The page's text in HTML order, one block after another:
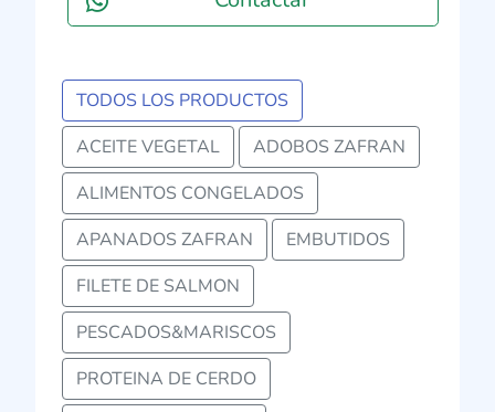
TODOS LOS PRODUCTOS
ACEITE VEGETAL
ADOBOS ZAFRAN
ALIMENTOS CONGELADOS
APANADOS ZAFRAN
EMBUTIDOS
FILETE DE SALMON
PESCADOS&MARISCOS
PROTEINA DE CERDO